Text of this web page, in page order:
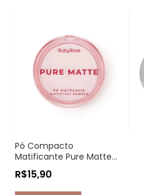
Pó Compacto
Matificante Pure Matte
Ruby Rose
R$15,90